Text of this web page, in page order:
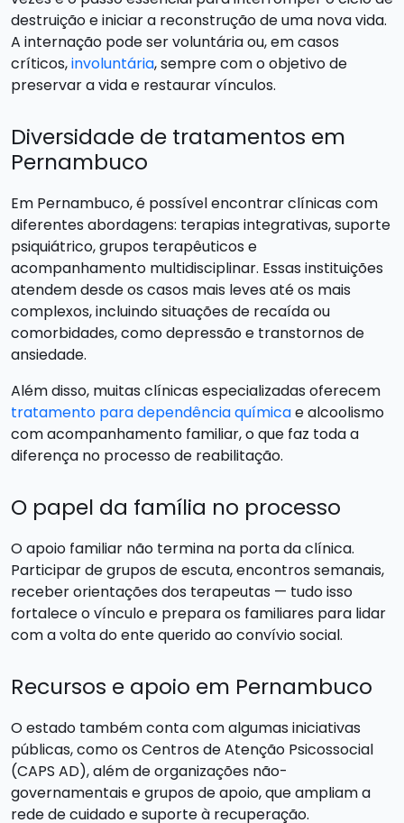
destruição e iniciar a reconstrução de uma nova vida.
A internação pode ser voluntária ou, em casos
críticos,involuntária, sempre com o objetivo de
preservar a vida e restaurar vínculos.
Diversidade de tratamentos em
Pernambuco
Em Pernambuco, é possível encontrar clínicas com
diferentes abordagens: terapias integrativas, suporte
psiquiátrico, grupos terapêuticos e
acompanhamento multidisciplinar. Essas instituições
atendem desde os casos mais leves até os mais
complexos, incluindo situações de recaída ou
comorbidades, como depressão e transtornos de
ansiedade.
Além disso, muitas clínicas especializadas oferecem
tratamento para dependência químicae alcoolismo
com acompanhamento familiar, o que faz toda a
diferença no processo de reabilitação.
O papel da família no processo
O apoio familiar não termina na porta da clínica.
Participar de grupos de escuta, encontros semanais,
receber orientações dos terapeutas — tudo isso
fortalece o vínculo e prepara os familiares para lidar
com a volta do ente querido ao convívio social.
Recursos e apoio em Pernambuco
O estado também conta com algumas iniciativas
públicas, como os Centros de Atenção Psicossocial
(CAPS AD), além de organizações não-
governamentais e grupos de apoio, que ampliam a
rede de cuidado e suporte à recuperação.